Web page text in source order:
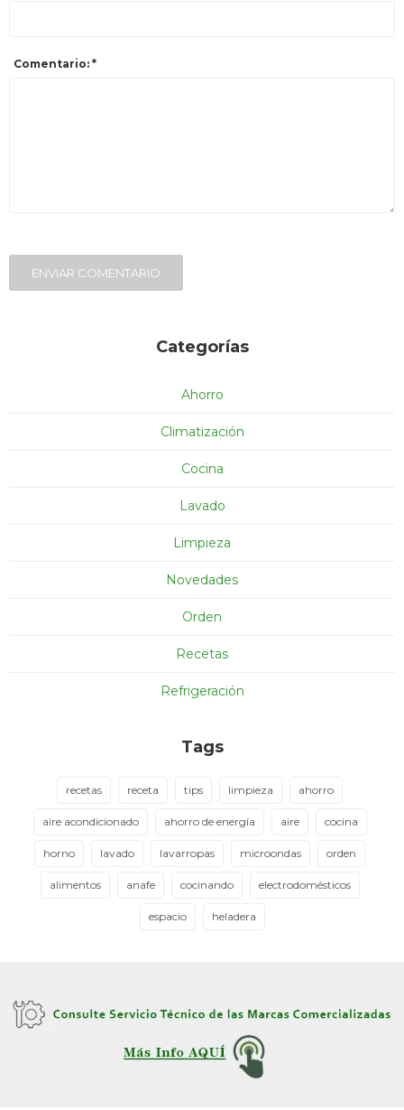
Comentario: *
ENVIAR COMENTARIO
Categorías
Ahorro
Climatización
Cocina
Lavado
Limpieza
Novedades
Orden
Recetas
Refrigeración
Tags
recetas receta tips limpieza ahorro
aire acondicionado ahorro de energía aire cocina
horno lavado lavarropas microondas orden
alimentos anafe cocinando electrodomésticos
espacio heladera